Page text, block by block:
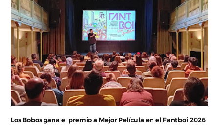
Los Bobos gana el premio a Mejor Película en el Fantboi 2026